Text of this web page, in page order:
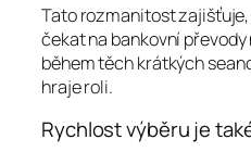
Tato rozmanitost
čekat na bankovní
během těch krátkých
hraje roli.
Rychlost výběru je